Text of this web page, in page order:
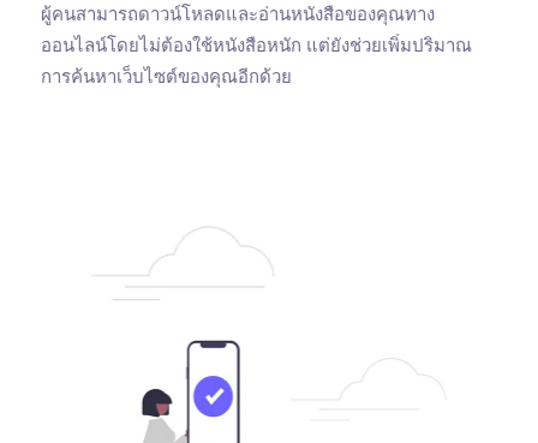
ผู้คนสามารถดาวน์โหลดและอ่านหนังสือของคุณทาง
ออนไลน์โดยไม่ต้องใช้หนังสือหนัก แต่ยังช่วยเพิ่มปริมาณ
การค้นหาเว็บไซต์ของคุณอีกด้วย